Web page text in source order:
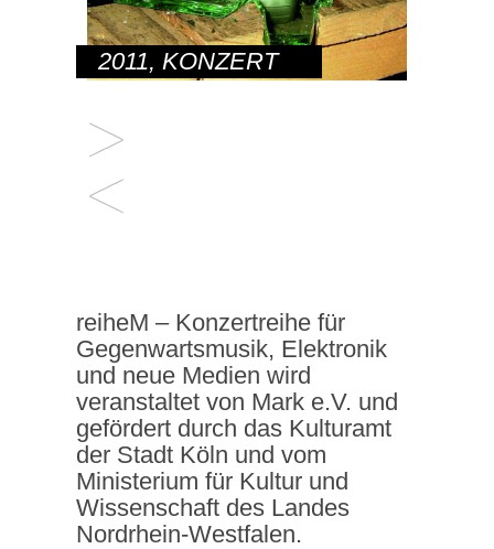
2011, KONZERT
reiheM – Konzertreihe für
Gegenwartsmusik, Elektronik
und neue Medien wird
veranstaltet von Mark e.V. und
gefördert durch das Kulturamt
der Stadt Köln und vom
Ministerium für Kultur und
Wissenschaft des Landes
Nordrhein-Westfalen.